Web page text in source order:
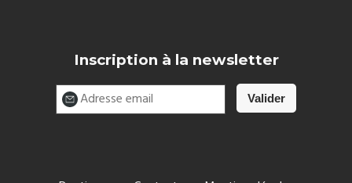
Inscription à la newsletter